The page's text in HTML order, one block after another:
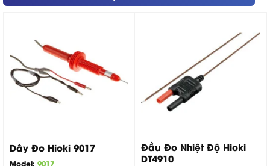
Dây Đo Hioki 9017
Model: 9017
Đầu Đo Nhiệt Độ Hioki
DT4910